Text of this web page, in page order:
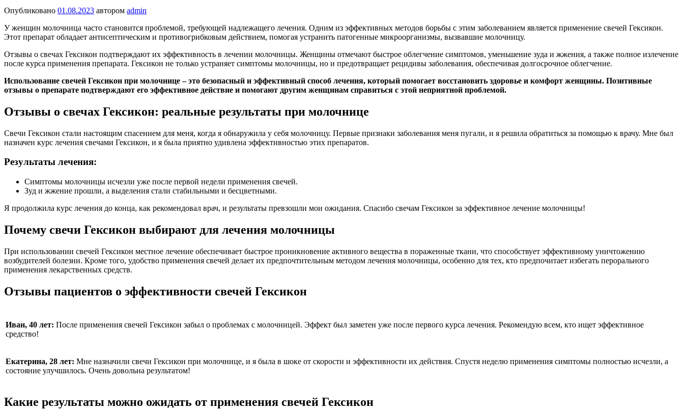
Опубликовано 01.08.2023 автором admin
У женщин молочница часто становится проблемой, требующей надлежащего лечения. Одним из эффективных методов борьбы с этим заболеванием является применение свечей Гексикон.
Этот препарат обладает антисептическим и противогрибковым действием, помогая устранить патогенные микроорганизмы, вызвавшие молочницу.
Отзывы о свечах Гексикон подтверждают их эффективность в лечении молочницы. Женщины отмечают быстрое облегчение симптомов, уменьшение зуда и жжения, а также полное излечение
после курса применения препарата. Гексикон не только устраняет симптомы молочницы, но и предотвращает рецидивы заболевания, обеспечивая долгосрочное облегчение.
Использование свечей Гексикон при молочнице – это безопасный и эффективный способ лечения, который помогает восстановить здоровье и комфорт женщины. Позитивные
отзывы о препарате подтверждают его эффективное действие и помогают другим женщинам справиться с этой неприятной проблемой.
Отзывы о свечах Гексикон: реальные результаты при молочнице
Свечи Гексикон стали настоящим спасением для меня, когда я обнаружила у себя молочницу. Первые признаки заболевания меня пугали, и я решила обратиться за помощью к врачу. Мне был
назначен курс лечения свечами Гексикон, и я была приятно удивлена эффективностью этих препаратов.
Результаты лечения:
Симптомы молочницы исчезли уже после первой недели применения свечей.
Зуд и жжение прошли, а выделения стали стабильными и бесцветными.
Я продолжила курс лечения до конца, как рекомендовал врач, и результаты превзошли мои ожидания. Спасибо свечам Гексикон за эффективное лечение молочницы!
Почему свечи Гексикон выбирают для лечения молочницы
При использовании свечей Гексикон местное лечение обеспечивает быстрое проникновение активного вещества в пораженные ткани, что способствует эффективному уничтожению
возбудителей болезни. Кроме того, удобство применения свечей делает их предпочтительным методом лечения молочницы, особенно для тех, кто предпочитает избегать перорального
применения лекарственных средств.
Отзывы пациентов о эффективности свечей Гексикон
Иван, 40 лет: После применения свечей Гексикон забыл о проблемах с молочницей. Эффект был заметен уже после первого курса лечения. Рекомендую всем, кто ищет эффективное
средство!
Екатерина, 28 лет: Мне назначили свечи Гексикон при молочнице, и я была в шоке от скорости и эффективности их действия. Спустя неделю применения симптомы полностью исчезли, а
состояние улучшилось. Очень довольна результатом!
Какие результаты можно ожидать от применения свечей Гексикон